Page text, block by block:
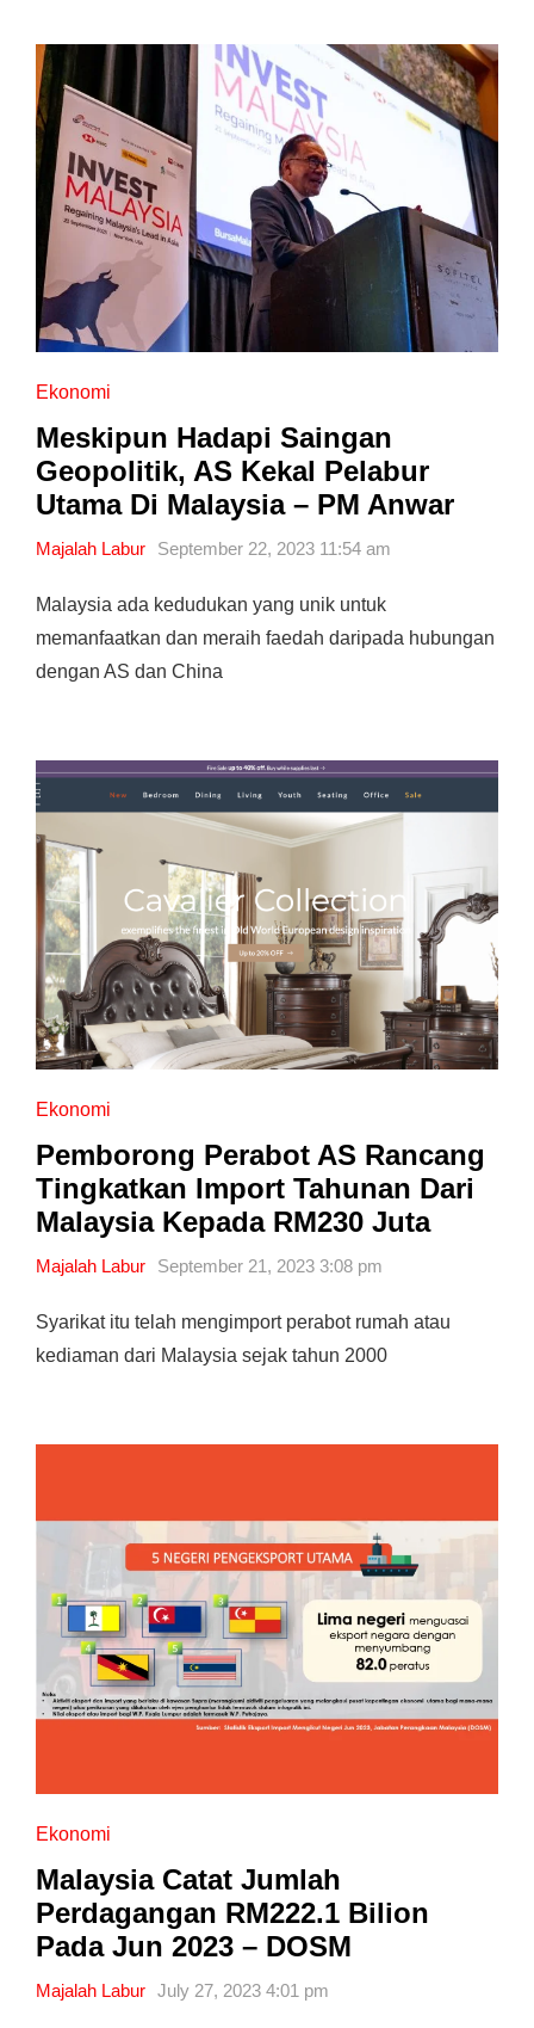
Ekonomi
Meskipun Hadapi Saingan
Geopolitik, AS Kekal Pelabur
Utama Di Malaysia – PM Anwar
Majalah Labur September 22, 2023 11:54 am
Malaysia ada kedudukan yang unik untuk
memanfaatkan dan meraih faedah daripada hubungan
dengan AS dan China
Ekonomi
Pemborong Perabot AS Rancang
Tingkatkan Import Tahunan Dari
Malaysia Kepada RM230 Juta
Majalah Labur September 21, 2023 3:08 pm
Syarikat itu telah mengimport perabot rumah atau
kediaman dari Malaysia sejak tahun 2000
Ekonomi
Malaysia Catat Jumlah
Perdagangan RM222.1 Bilion
Pada Jun 2023 – DOSM
Majalah Labur July 27, 2023 4:01 pm